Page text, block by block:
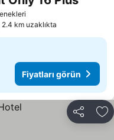
2.4 km uzaklıkta
Fiyatları görün
Paylaş